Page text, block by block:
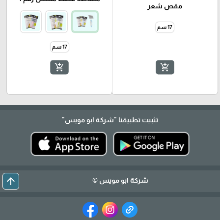
مقص شعر
17 سم
add_shopping_cart
17 سم
add_shopping_cart
تثبيت تطبيقنا "شركة ابو مويس"
شركة ابو مويس © arrow_upward